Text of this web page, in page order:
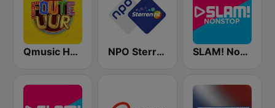
Qmusic Het Foute Uur NPO Sterren SLAM! Nonstop